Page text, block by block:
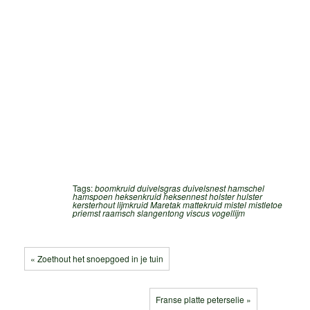
Tags:boomkruidduivelsgrasduivelsnesthamschel
hamspoenheksenkruidheksennestholsterhulster
kersterhoutlijmkruidMaretakmattekruidmistelmistletoe
priemstraamschslangentong viscus vogellijm
« Zoethout het snoepgoed in je tuin
Franse platte peterselie »